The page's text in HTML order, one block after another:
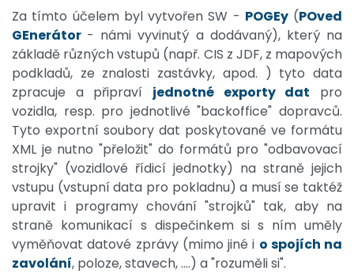
Za tímto účelem byl vytvořen SW - POGEy(POved
GEnerátor - námi vyvinutý a dodávaný), který na
základě různých vstupů (např. CIS z JDF, z mapových
podkladů, ze znalosti zastávky, apod. ) tyto data
zpracuje a připraví jednotné exporty dat pro
vozidla, resp. pro jednotlivé "backoffice" dopravců.
Tyto exportní soubory dat poskytované ve formátu
XML je nutno "přeložit" do formátů pro "odbavovací
strojky" (vozidlové řídicí jednotky) na straně jejich
vstupu (vstupní data pro pokladnu) a musí se taktéž
upravit i programy chování "strojků" tak, aby na
straně komunikací s dispečinkem si s ním uměly
vyměňovat datové zprávy (mimo jiné i o spojích na
zavolání, poloze, stavech, ....) a "rozuměli si".